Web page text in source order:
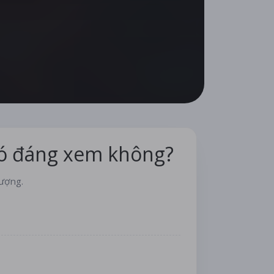
đáng xem không?